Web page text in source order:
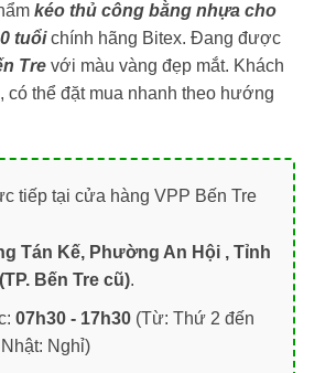
kéo thủ công bằng nhựa cho
tuổichính hãng Bitex. Đang được
Trevới màu vàng đẹp mắt. Khách
có thể đặt mua nhanh theo hướng
tiếp tại cửa hàng VPP Bến Tre
Tán Kế, Phường An Hội , Tỉnh
Bến Tre cũ).
07h30 - 17h30(Từ: Thứ 2 đến
Nghỉ)